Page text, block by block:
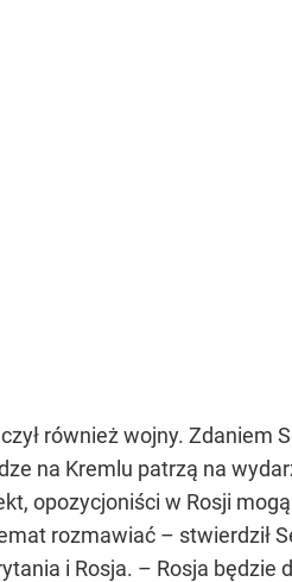
również wojny. Zdaniem
na Kremlu patrzą na
opozycjoniści w Rosji
rozmawiać – stwierdził
i Rosja. – Rosja